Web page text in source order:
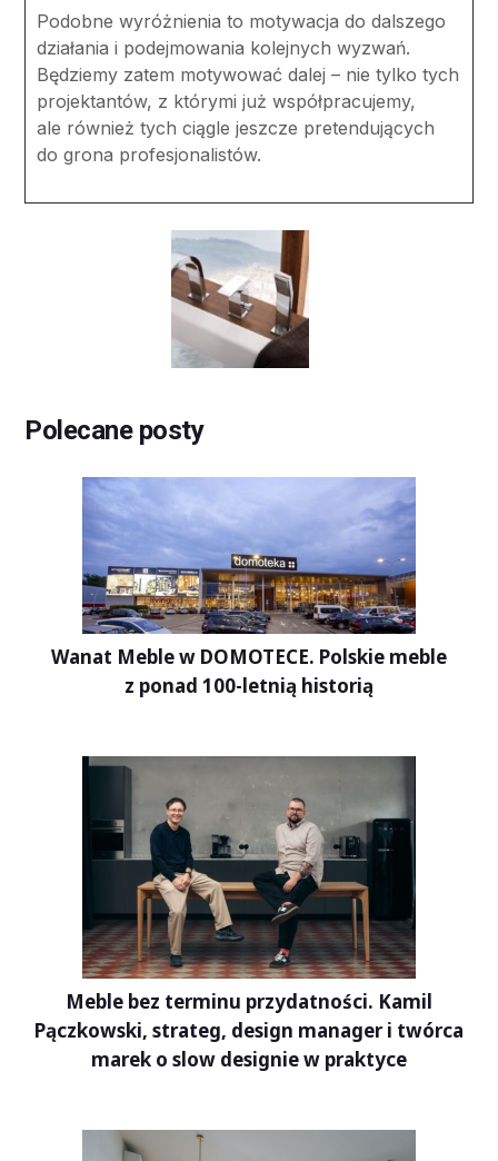
Podobne wyróżnienia to motywacja do dalszego
działania i podejmowania kolejnych wyzwań.
Będziemy zatem motywować dalej – nie tylko tych
projektantów, z którymi już współpracujemy,
ale również tych ciągle jeszcze pretendujących
do grona profesjonalistów.
Polecane posty
Wanat Meble w DOMOTECE. Polskie meble
z ponad 100-letnią historią
Meble bez terminu przydatności. Kamil
Pączkowski, strateg, design manager i twórca
marek o slow designie w praktyce